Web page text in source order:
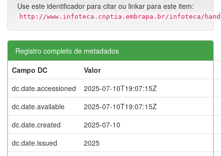
Use este identificador para citar ou linkar para este item:
http://www.infoteca.cnptia.embrapa.br/infoteca/
Registro completo de metadados
Campo DC
Valor
dc.date.accessioned
2025-07-10T19:07:15Z
dc.date.available
2025-07-10T19:07:15Z
dc.date.created
2025-07-10
dc.date.issued
2025